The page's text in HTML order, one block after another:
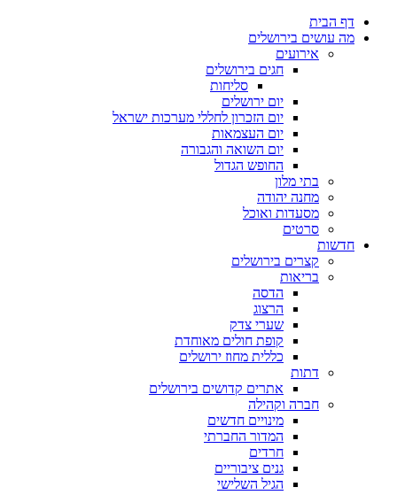
לתוכן
דף הבית
מה עושים בירושלים
אירועים
חגים בירושלים
סליחות
יום ירושלים
יום הזכרון לחללי מערכות ישראל
יום העצמאות
יום השואה והגבורה
החופש הגדול
בתי מלון
מחנה יהודה
מסעדות ואוכל
סרטים
חדשות
קצרים בירושלים
בריאות
הדסה
הרצוג
שערי צדק
קופת חולים מאוחדת
כללית מחוז ירושלים
דתות
אתרים קדושים בירושלים
חברה וקהילה
מינויים חדשים
המדור החברתי
חרדים
גנים ציבוריים
הגיל השלישי